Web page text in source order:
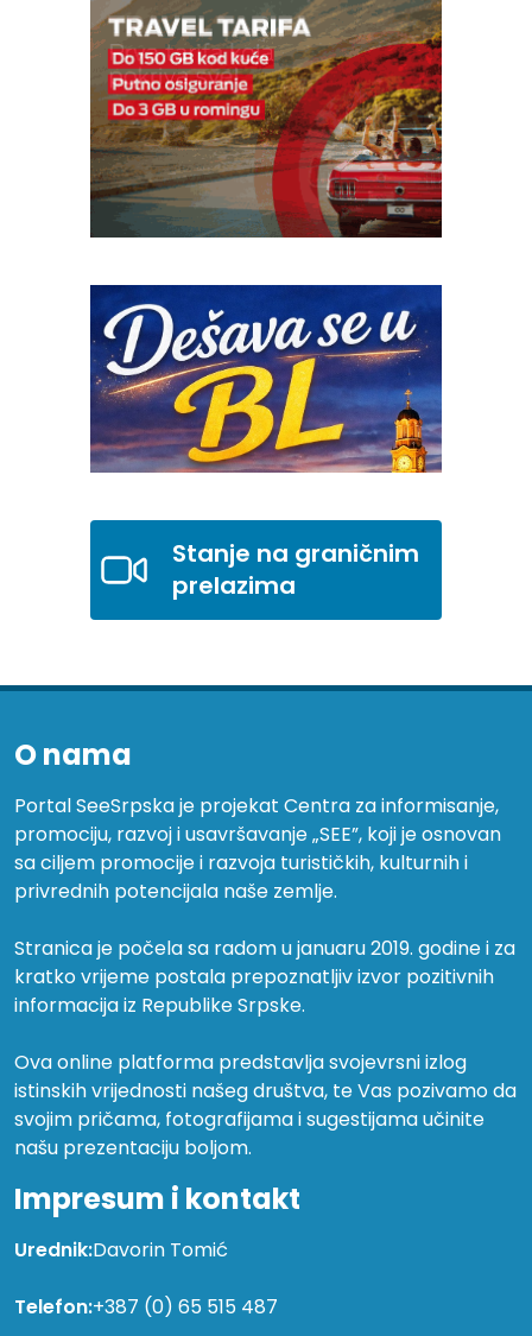
Stanje na graničnim
prelazima
O nama
Portal SeeSrpska je projekat Centra za informisanje,
promociju, razvoj i usavršavanje „SEE”, koji je osnovan
sa ciljem promocije i razvoja turističkih, kulturnih i
privrednih potencijala naše zemlje.
Stranica je počela sa radom u januaru 2019. godine i za
kratko vrijeme postala prepoznatljiv izvor pozitivnih
informacija iz Republike Srpske.
Ova online platforma predstavlja svojevrsni izlog
istinskih vrijednosti našeg društva, te Vas pozivamo da
svojim pričama, fotografijama i sugestijama učinite
našu prezentaciju boljom.
Impresum i kontakt
Urednik:Davorin Tomić
Telefon:+387 (0) 65 515 487